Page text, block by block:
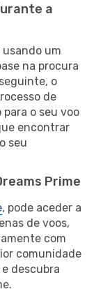
a
usando um
na procura
o
de
o seu voo
encontrar
seu
Prime
, pode aceder a
de voos,
com
comunidade
descubra